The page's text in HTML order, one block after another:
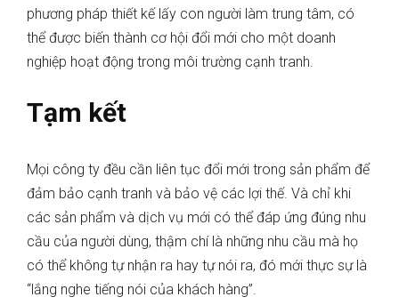
phương pháp thiết kế lấy con người làm trung tâm, có
thể được biến thành cơ hội đổi mới cho một doanh
nghiệp hoạt động trong môi trường cạnh tranh.
Tạm kết
Mọi công ty đều cần liên tục đổi mới trong sản phẩm để
đảm bảo cạnh tranh và bảo vệ các lợi thế. Và chỉ khi
các sản phẩm và dịch vụ mới có thể đáp ứng đúng nhu
cầu của người dùng, thậm chí là những nhu cầu mà họ
có thể không tự nhận ra hay tự nói ra, đó mới thực sự là
“lắng nghe tiếng nói của khách hàng”.